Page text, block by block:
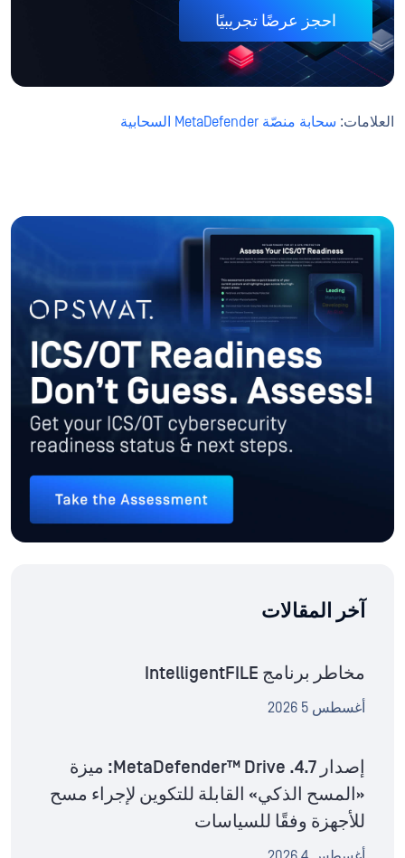
احجز عرضًا تجريبيًا
العلامات: سحابة منصّة MetaDefender السحابية
آخر المقالات
مخاطر برنامج IntelligentFILE
أغسطس 5 2026
إصدار MetaDefender™ Drive .4.7: ميزة
«المسح الذكي» القابلة للتكوين لإجراء مسح
للأجهزة وفقًا للسياسات